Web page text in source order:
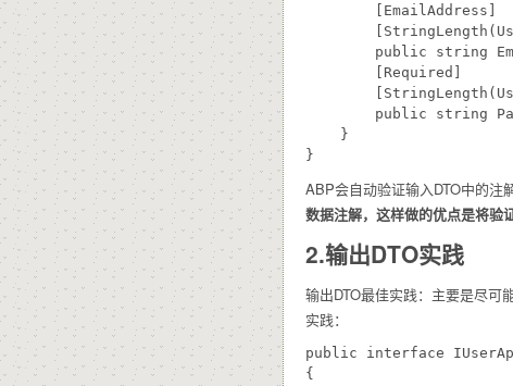
        [EmailAddress]
public string
        [Required]
public string
    }
ABP会自动验证输入DTO中的注
数据注解，这样做的优点是将验
2.输出DTO实践
输出DTO最佳实践：主要是尽可
实践：
public interface
{